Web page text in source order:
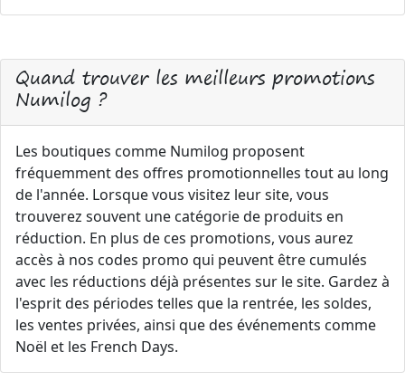
Quand trouver les meilleurs promotions
Numilog ?
Les boutiques comme Numilog proposent
fréquemment des offres promotionnelles tout au long
de l'année. Lorsque vous visitez leur site, vous
trouverez souvent une catégorie de produits en
réduction. En plus de ces promotions, vous aurez
accès à nos codes promo qui peuvent être cumulés
avec les réductions déjà présentes sur le site. Gardez à
l'esprit des périodes telles que la rentrée, les soldes,
les ventes privées, ainsi que des événements comme
Noël et les French Days.